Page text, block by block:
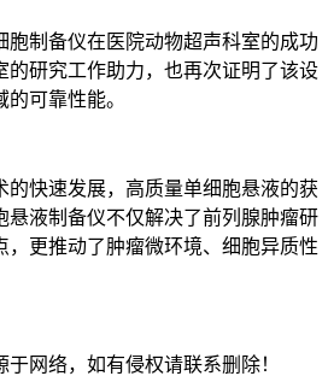
制备仪在医院动物超声科室的成功
的研究工作助力，也再次证明了该设
可靠性能。
快速发展，高质量单细胞悬液的获
悬液制备仪不仅解决了前列腺肿瘤研
，更推动了肿瘤微环境、细胞异质性
网络，如有侵权请联系删除！